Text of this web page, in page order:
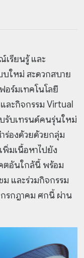
เรียนรู้ และ
ใหม่ สะดวกสบาย
อร์มเทคโนโลยี
ละกิจกรรม Virtual
รับเทรนด์คนรุ่นใหม่
ร่องด้วยด้วยกลุ่ม
มเนื้อหาไปยัง
อันใกล้นี้ พร้อม
และร่วมกิจกรรม
กรกฎาคม ศกนี้ ผ่าน